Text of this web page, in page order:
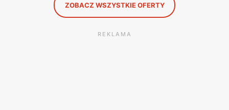
ZOBACZ WSZYSTKIE OFERTY
REKLAMA